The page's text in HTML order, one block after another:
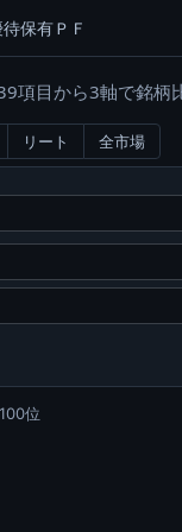
保有ＰＦ
項目から3軸で銘柄
リート 全市場
位